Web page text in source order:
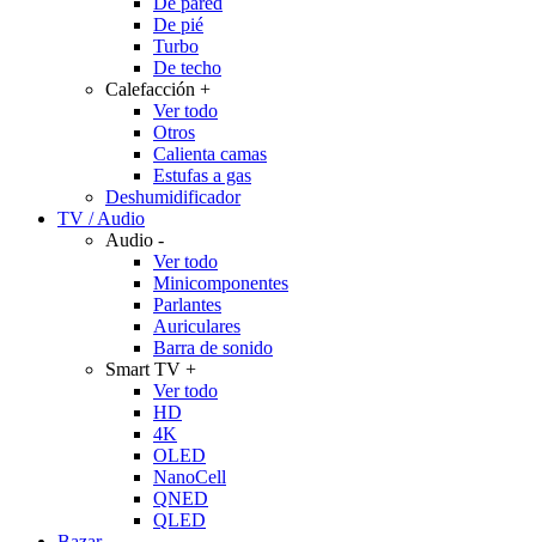
De pié
Turbo
De techo
Calefacción +
Ver todo
Otros
Calienta camas
Estufas a gas
Deshumidificador
TV / Audio
Audio -
Ver todo
Minicomponentes
Parlantes
Auriculares
Barra de sonido
Smart TV +
Ver todo
HD
4K
OLED
NanoCell
QNED
QLED